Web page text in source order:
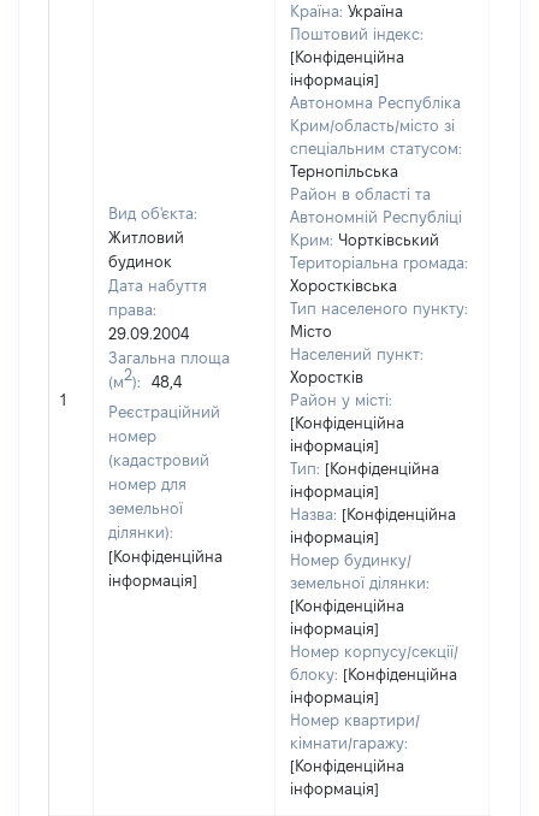
1
Вид об'єкта:
Житловий
будинок
Дата набуття
права:
29.09.2004
Загальна площа
(м2):
48,4
Реєстраційний
номер
(кадастровий
номер для
земельної
ділянки):
[Конфіденційна
інформація]
Країна: Україна
Поштовий індекс:
[Конфіденційна
інформація]
Автономна Республіка
Крим/область/місто зі
спеціальним статусом:
Тернопільська
Район в області та
Автономній Республіці
Крим: Чортківський
Територіальна громада:
Хоростківська
Тип населеного пункту:
Місто
Населений пункт:
Хоростків
Район у місті:
[Конфіденційна
інформація]
Тип: [Конфіденційна
інформація]
Назва: [Конфіденційна
інформація]
Номер будинку/
земельної ділянки:
[Конфіденційна
інформація]
Номер корпусу/секції/
блоку: [Конфіденційна
інформація]
Номер квартири/
кімнати/гаражу:
[Конфіденційна
інформація]